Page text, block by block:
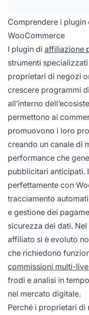
Comprendere i
WooCommerce
I plugin di affiliazione
strumenti
proprietari di negozi
crescere programmi
all’interno
permettono ai
promuovono i loro
creando un canale di
performance che
pubblicitari anticipati.
perfettamente con
tracciamento
e gestione dei
sicurezza dei dati.
affiliato si è evoluto
che richiedono
commissioni multi-
frodi e analisi in
nel mercato digitale.
Perché i proprietari